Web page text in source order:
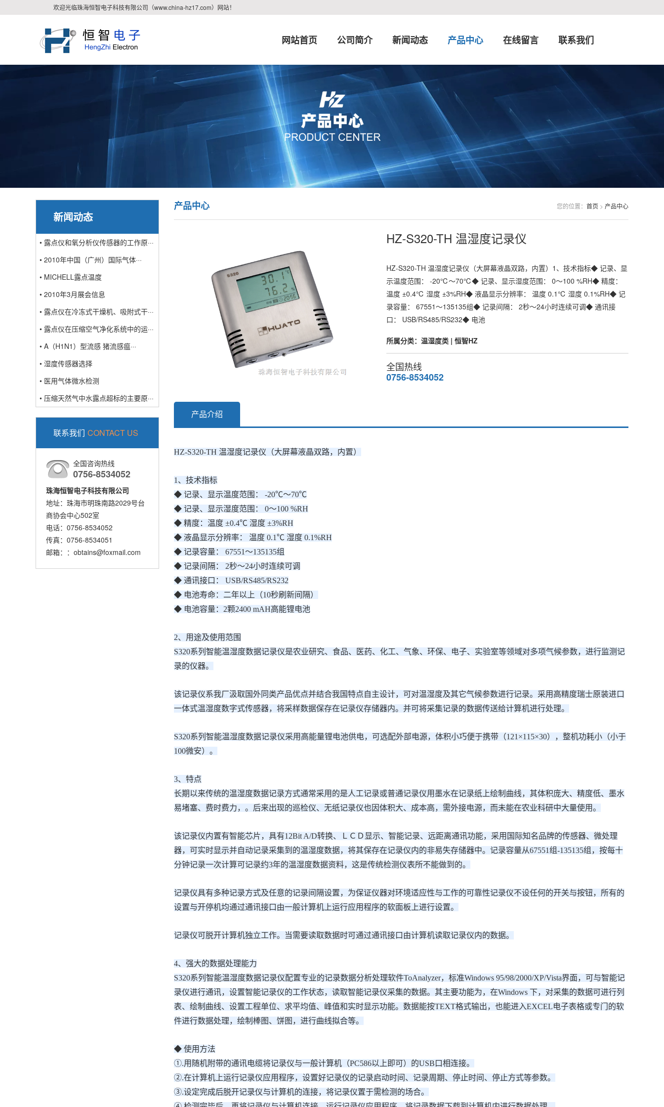
欢迎光临珠海恒智电子科技有限公司（www.china-hz17.com）网站！
网站首页 公司简介 新闻动态 产品中心 在线留言 联系我们
新闻动态
• 露点仪和氧分析仪传感器的工作原···
• 2010年中国（广州）国际气体···
• MICHELL露点温度
• 2010年3月展会信息
• 露点仪在冷冻式干燥机、吸附式干···
• 露点仪在压缩空气净化系统中的运···
• A（H1N1）型流感 猪流感瘟···
• 湿度传感器选择
• 医用气体微水检测
• 压缩天然气中水露点超标的主要原···
联系我们 CONTACT US
全国咨询热线
0756-8534052
珠海恒智电子科技有限公司
地址：珠海市明珠南路2029号台
商协会中心502室
电话：0756-8534052
传真：0756-8534051
邮箱：：obtains@foxmail.com
您的位置： 首页 > 产品中心
产品中心
HZ-S320-TH 温湿度记录仪
HZ-S320-TH 温湿度记录仪（大屏幕液晶双路，内置）1、技术指标◆ 记录、显
示温度范围： -20℃～70℃◆ 记录、显示湿度范围： 0～100 %RH◆ 精度：
温度 ±0.4℃ 湿度 ±3%RH◆ 液晶显示分辨率： 温度 0.1℃ 湿度 0.1%RH◆ 记
录容量： 67551～135135组◆ 记录间隔： 2秒～24小时连续可调◆ 通讯接
口： USB/RS485/RS232◆ 电池
所属分类：温湿度类 | 恒智HZ
全国热线
0756-8534052
产品介绍
HZ-S320-TH 温湿度记录仪（大屏幕液晶双路，内置）
1、技术指标
◆ 记录、显示温度范围： -20℃～70℃
◆ 记录、显示湿度范围： 0～100 %RH
◆ 精度：温度 ±0.4℃ 湿度 ±3%RH
◆ 液晶显示分辨率： 温度 0.1℃ 湿度 0.1%RH
◆ 记录容量： 67551～135135组
◆ 记录间隔： 2秒～24小时连续可调
◆ 通讯接口： USB/RS485/RS232
◆ 电池寿命：二年以上（10秒刷新间隔）
◆ 电池容量：2颗2400 mAH高能锂电池
2、用途及使用范围
S320系列智能温湿度数据记录仪是农业研究、食品、医药、化工、气象、环保、电子、实验室等领域对多项气候参数，进行监测记
录的仪器。
该记录仪系我厂汲取国外同类产品优点并结合我国特点自主设计，可对温湿度及其它气候参数进行记录。采用高精度瑞士原装进口
一体式温湿度数字式传感器，将采样数据保存在记录仪存储器内。并可将采集记录的数据传送给计算机进行处理。
S320系列智能温湿度数据记录仪采用高能量锂电池供电，可选配外部电源，体积小巧便于携带（121×115×30），整机功耗小（小于
100微安）。
3、特点
长期以来传统的温湿度数据记录方式通常采用的是人工记录或普通记录仪用墨水在记录纸上绘制曲线，其体积庞大、精度低、墨水
易堵塞、费时费力，。后来出现的巡检仪、无纸记录仪也因体积大、成本高，需外接电源，而未能在农业科研中大量使用。
该记录仪内置有智能芯片，具有12Bit A/D转换、ＬＣＤ显示、智能记录、远距离通讯功能，采用国际知名品牌的传感器、微处理
器，可实时显示并自动记录采集到的温湿度数据，将其保存在记录仪内的非易失存储器中。记录容量从67551组-135135组，按每十
分钟记录一次计算可记录约3年的温湿度数据资料，这是传统检测仪表所不能做到的。
记录仪具有多种记录方式及任意的记录间隔设置，为保证仪器对环境适应性与工作的可靠性记录仪不设任何的开关与按钮，所有的
设置与开停机均通过通讯接口由一般计算机上运行应用程序的软面板上进行设置。
记录仪可脱开计算机独立工作。当需要读取数据时可通过通讯接口由计算机读取记录仪内的数据。
4、强大的数据处理能力
S320系列智能温湿度数据记录仪配置专业的记录数据分析处理软件ToAnalyzer，标准Windows 95/98/2000/XP/Vista界面，可与智能记
录仪进行通讯，设置智能记录仪的工作状态，读取智能记录仪采集的数据。其主要功能为，在Windows 下，对采集的数据可进行列
表、绘制曲线、设置工程单位、求平均值、峰值和实时显示功能。数据能按TEXT格式输出，也能进入EXCEL电子表格或专门的软
件进行数据处理，绘制棒图、饼图，进行曲线拟合等。
◆ 使用方法
①.用随机附带的通讯电缆将记录仪与一般计算机（PC586以上即可）的USB口相连接。
②.在计算机上运行记录仪应用程序，设置好记录仪的记录启动时间、记录周期、停止时间、停止方式等参数。
③.设定完成后脱开记录仪与计算机的连接，将记录仪置于需检测的场合。